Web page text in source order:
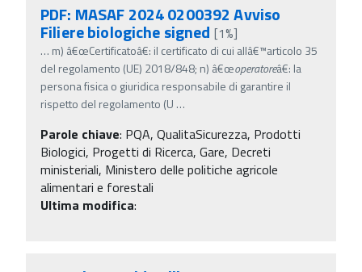
PDF: MASAF 2024 0200392 Avviso
Filiere biologiche signed [1%]
… m) â€œCertificatoâ€: il certificato di cui allâ€™articolo 35
del regolamento (UE) 2018/848; n) â€œoperatoreâ€: la
persona fisica o giuridica responsabile di garantire il
rispetto del regolamento (U …
Parole chiave: PQA, QualitaSicurezza, Prodotti
Biologici, Progetti di Ricerca, Gare, Decreti
ministeriali, Ministero delle politiche agricole
alimentari e forestali
Ultima modifica: